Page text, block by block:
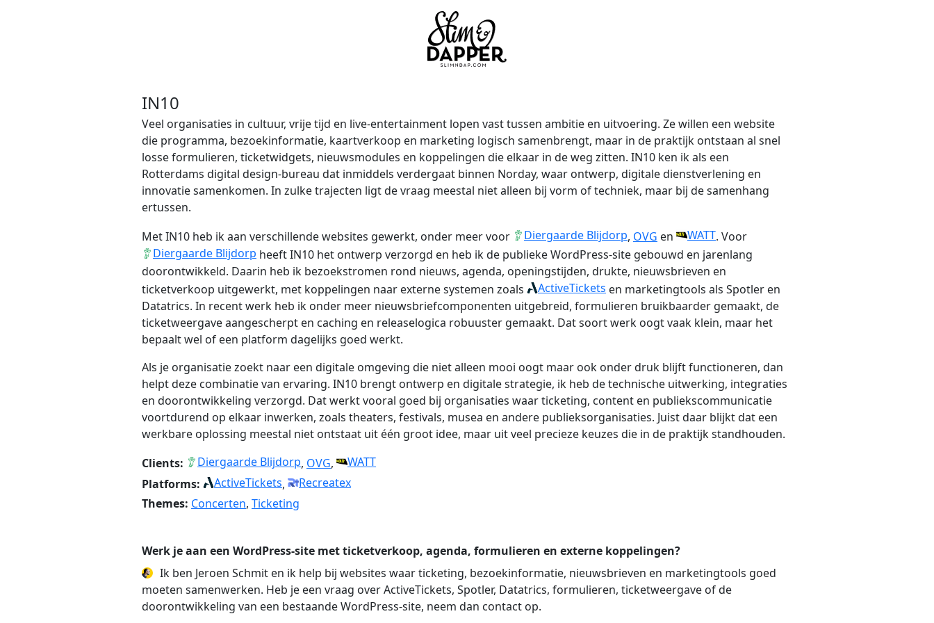
IN10
Veel organisaties in cultuur, vrije tijd en live-entertainment lopen vast tussen ambitie en uitvoering. Ze willen een website
die programma, bezoekinformatie, kaartverkoop en marketing logisch samenbrengt, maar in de praktijk ontstaan al snel
losse formulieren, ticketwidgets, nieuwsmodules en koppelingen die elkaar in de weg zitten. IN10 ken ik als een
Rotterdams digital design-bureau dat inmiddels verdergaat binnen Norday, waar ontwerp, digitale dienstverlening en
innovatie samenkomen. In zulke trajecten ligt de vraag meestal niet alleen bij vorm of techniek, maar bij de samenhang
ertussen.
Met IN10 heb ik aan verschillende websites gewerkt, onder meer voor
Diergaarde Blijdorp, OVG en WATT. Voor
Diergaarde Blijdorp heeft IN10 het ontwerp verzorgd en heb ik de publieke WordPress-site gebouwd en jarenlang
doorontwikkeld. Daarin heb ik bezoekstromen rond nieuws, agenda, openingstijden, drukte, nieuwsbrieven en
ticketverkoop uitgewerkt, met koppelingen naar externe systemen zoals
ActiveTickets en marketingtools als Spotler en
Datatrics. In recent werk heb ik onder meer nieuwsbriefcomponenten uitgebreid, formulieren bruikbaarder gemaakt, de
ticketweergave aangescherpt en caching en releaselogica robuuster gemaakt. Dat soort werk oogt vaak klein, maar het
bepaalt wel of een platform dagelijks goed werkt.
Als je organisatie zoekt naar een digitale omgeving die niet alleen mooi oogt maar ook onder druk blijft functioneren, dan
helpt deze combinatie van ervaring. IN10 brengt ontwerp en digitale strategie, ik heb de technische uitwerking, integraties
en doorontwikkeling verzorgd. Dat werkt vooral goed bij organisaties waar ticketing, content en publiekscommunicatie
voortdurend op elkaar inwerken, zoals theaters, festivals, musea en andere publieksorganisaties. Juist daar blijkt dat een
werkbare oplossing meestal niet ontstaat uit één groot idee, maar uit veel precieze keuzes die in de praktijk standhouden.
Clients:
Diergaarde Blijdorp, OVG,
WATT
Platforms:
ActiveTickets,
Recreatex
Themes: Concerten, Ticketing
Werk je aan een WordPress-site met ticketverkoop, agenda, formulieren en externe koppelingen?
Ik ben Jeroen Schmit en ik help bij websites waar ticketing, bezoekinformatie, nieuwsbrieven en marketingtools goed
moeten samenwerken. Heb je een vraag over ActiveTickets, Spotler, Datatrics, formulieren, ticketweergave of de
doorontwikkeling van een bestaande WordPress-site, neem dan contact op.